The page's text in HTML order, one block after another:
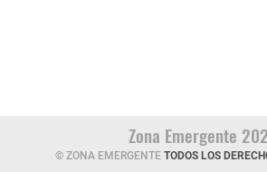
Zona Emergente
© ZONA EMERGENTE TODOS LOS